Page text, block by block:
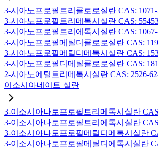
3-시아노프로필트리클로로실란 CAS:
3-시아노프로필트리메톡시실란 CAS:
3-시아노프로필트리에톡시실란 CAS:
3-시아노프로필메틸디클로로실란 CAS:
3-시아노프로필메틸디메톡시실란 CAS:
3-시아노프로필디메틸클로로실란 CAS:
2-시아노에틸트리메톡시실란 CAS: 2526-
이소시아네이트 실란
3-이소시아나토프로필트리메톡시실란
3-이소시아나토프로필트리에톡시실란
3-이소시아나토프로필메틸디메톡시실란
3-이소시아나토프로필메틸디에톡시실란